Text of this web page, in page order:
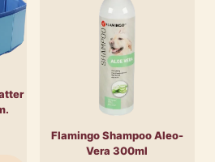
Flamingo Shampoo Aleo-
Vera 300ml